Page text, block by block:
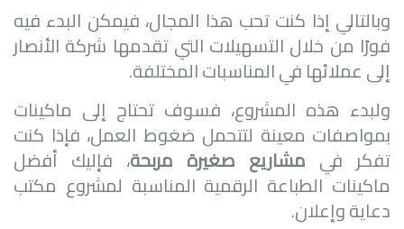
وبالتالي إذا كنت تحب هذا المجال، فيمكن البدء فيه
فورًا من خلال التسهيلات التي تقدمها شركة الأنصار
إلى عملائها في المناسبات المختلفة.
ولبدء هذه المشروع، فسوف تحتاج إلى ماكينات
بمواصفات معينة لتتحمل ضغوط العمل، فإذا كنت
تفكر في مشاريع صغيرة مربحة، فإليك أفضل
ماكينات الطباعة الرقمية المناسبة لمشروع مكتب
دعاية وإعلان.